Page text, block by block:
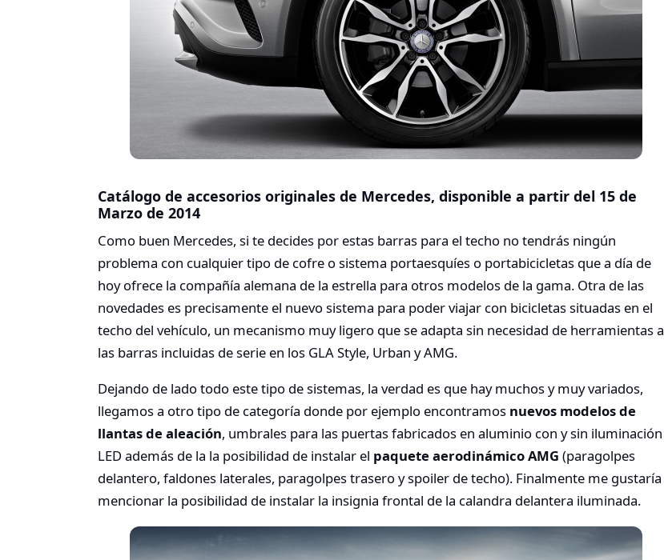
Catálogo de accesorios originales de Mercedes, disponible a partir del 15 de
Marzo de 2014
Como buen Mercedes, si te decides por estas barras para el techo no tendrás ningún
problema con cualquier tipo de cofre o sistema portaesquíes o portabicicletas que a día de
hoy ofrece la compañía alemana de la estrella para otros modelos de la gama. Otra de las
novedades es precisamente el nuevo sistema para poder viajar con bicicletas situadas en el
techo del vehículo, un mecanismo muy ligero que se adapta sin necesidad de herramientas a
las barras incluidas de serie en los GLA Style, Urban y AMG.
Dejando de lado todo este tipo de sistemas, la verdad es que hay muchos y muy variados,
llegamos a otro tipo de categoría donde por ejemplo encontramos nuevos modelos de
llantas de aleación, umbrales para las puertas fabricados en aluminio con y sin iluminación
LED además de la la posibilidad de instalar el paquete aerodinámico AMG (paragolpes
delantero, faldones laterales, paragolpes trasero y spoiler de techo). Finalmente me gustaría
mencionar la posibilidad de instalar la insignia frontal de la calandra delantera iluminada.